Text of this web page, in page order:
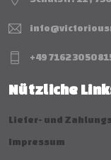
+49 7162 30 50
Nützliche
Liefer- und
Impressum